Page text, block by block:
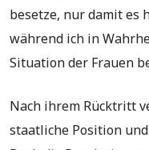
besetze, nur damit es
während ich in
Situation der Frauen
Nach ihrem Rücktritt
staatliche Position